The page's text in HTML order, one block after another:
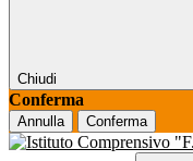
Chiudi
Conferma
Annulla Conferma